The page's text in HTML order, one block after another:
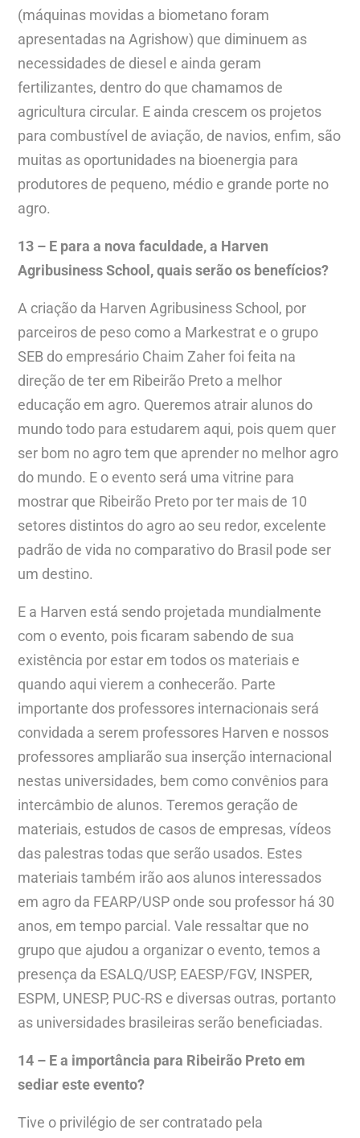
(máquinas movidas a biometano foram
apresentadas na Agrishow) que diminuem as
necessidades de diesel e ainda geram
fertilizantes, dentro do que chamamos de
agricultura circular. E ainda crescem os projetos
para combustível de aviação, de navios, enfim, são
muitas as oportunidades na bioenergia para
produtores de pequeno, médio e grande porte no
agro.
13 – E para a nova faculdade, a Harven
Agribusiness School, quais serão os benefícios?
A criação da Harven Agribusiness School, por
parceiros de peso como a Markestrat e o grupo
SEB do empresário Chaim Zaher foi feita na
direção de ter em Ribeirão Preto a melhor
educação em agro. Queremos atrair alunos do
mundo todo para estudarem aqui, pois quem quer
ser bom no agro tem que aprender no melhor agro
do mundo. E o evento será uma vitrine para
mostrar que Ribeirão Preto por ter mais de 10
setores distintos do agro ao seu redor, excelente
padrão de vida no comparativo do Brasil pode ser
um destino.
E a Harven está sendo projetada mundialmente
com o evento, pois ficaram sabendo de sua
existência por estar em todos os materiais e
quando aqui vierem a conhecerão. Parte
importante dos professores internacionais será
convidada a serem professores Harven e nossos
professores ampliarão sua inserção internacional
nestas universidades, bem como convênios para
intercâmbio de alunos. Teremos geração de
materiais, estudos de casos de empresas, vídeos
das palestras todas que serão usados. Estes
materiais também irão aos alunos interessados
em agro da FEARP/USP onde sou professor há 30
anos, em tempo parcial. Vale ressaltar que no
grupo que ajudou a organizar o evento, temos a
presença da ESALQ/USP, EAESP/FGV, INSPER,
ESPM, UNESP, PUC-RS e diversas outras, portanto
as universidades brasileiras serão beneficiadas.
14 – E a importância para Ribeirão Preto em
sediar este evento?
Tive o privilégio de ser contratado pela